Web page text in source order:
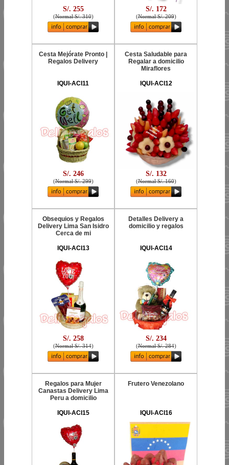
S/. 255
(Normal S/. 310)
S/. 172
(Normal S/. 209)
Cesta Mejórate Pronto |
Regalos Delivery
IQUI-ACI11
S/. 246
(Normal S/. 299)
Cesta Saludable para
Regalar a domicilio
Miraflores
IQUI-ACI12
S/. 132
(Normal S/. 160)
Obsequios y Regalos
Delivery Lima San Isidro
Cerca de mi
IQUI-ACI13
S/. 258
(Normal S/. 314)
Detalles Delivery a
domicilio y regalos
IQUI-ACI14
S/. 234
(Normal S/. 284)
Regalos para Mujer
Canastas Delivery Lima
Peru a domicilio
IQUI-ACI15
Frutero Venezolano
IQUI-ACI16